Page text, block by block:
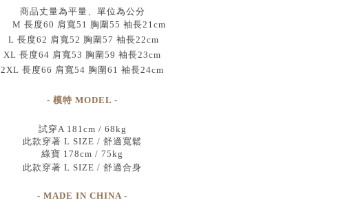
商品丈量為平量、單位為公分
M 長度60 肩寬51 胸圍55 袖長21cm
L 長度62 肩寬52 胸圍57 袖長22cm
XL 長度64 肩寬53 胸圍59 袖長23cm
2XL 長度66 肩寬54 胸圍61 袖長24cm
- 模特 MODEL -
試穿A 181cm / 68kg
此款穿著 L SIZE / 舒適寬鬆
綠寶 178cm / 75kg
此款穿著 L SIZE / 舒適合身
- MADE IN CHINA -